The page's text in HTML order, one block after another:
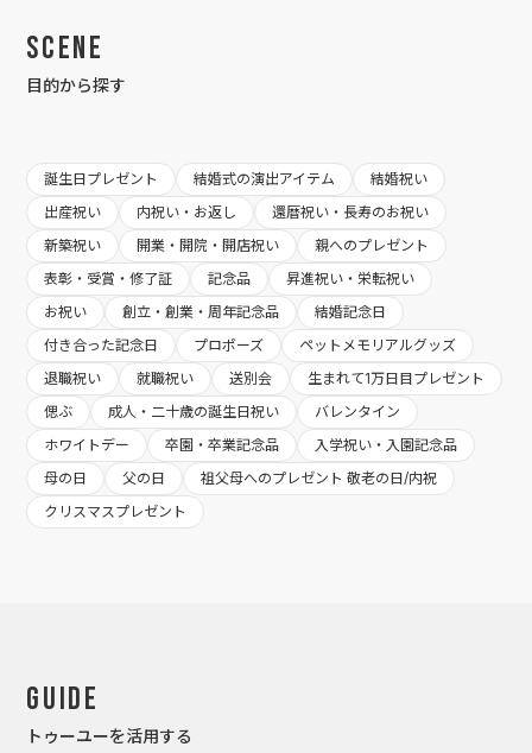
Scene
目的から探す
誕生日プレゼント 結婚式の演出アイテム
結婚祝い
出産祝い
内祝い・お返し
還暦祝い・長寿のお祝い
新築祝い
開業・開院・開店祝い
親へのプレゼント
表彰・受賞・修了証
記念品
昇進祝い・栄転祝い
お祝い
創立・創業・周年記念品
結婚記念日
付き合った記念日
プロポーズ
ペットメモリアルグッズ
退職祝い
就職祝い 送別会
生まれて1万日目プレゼント
偲ぶ
成人・二十歳の誕生日祝い
バレンタイン
ホワイトデー
卒園・卒業記念品
入学祝い・入園記念品
母の日
父の日
祖父母へのプレゼント 敬老の日/内祝
クリスマスプレゼント
Guide
トゥーユーを活用する